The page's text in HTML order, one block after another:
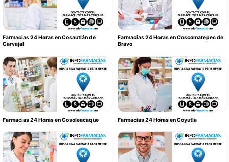
Farmacias 24 Horas en Cosautlán de
Carvajal
Farmacias 24 Horas en Coscomatepec de
Bravo
Farmacias 24 Horas en Cosoleacaque Farmacias 24 Horas en Coyutla